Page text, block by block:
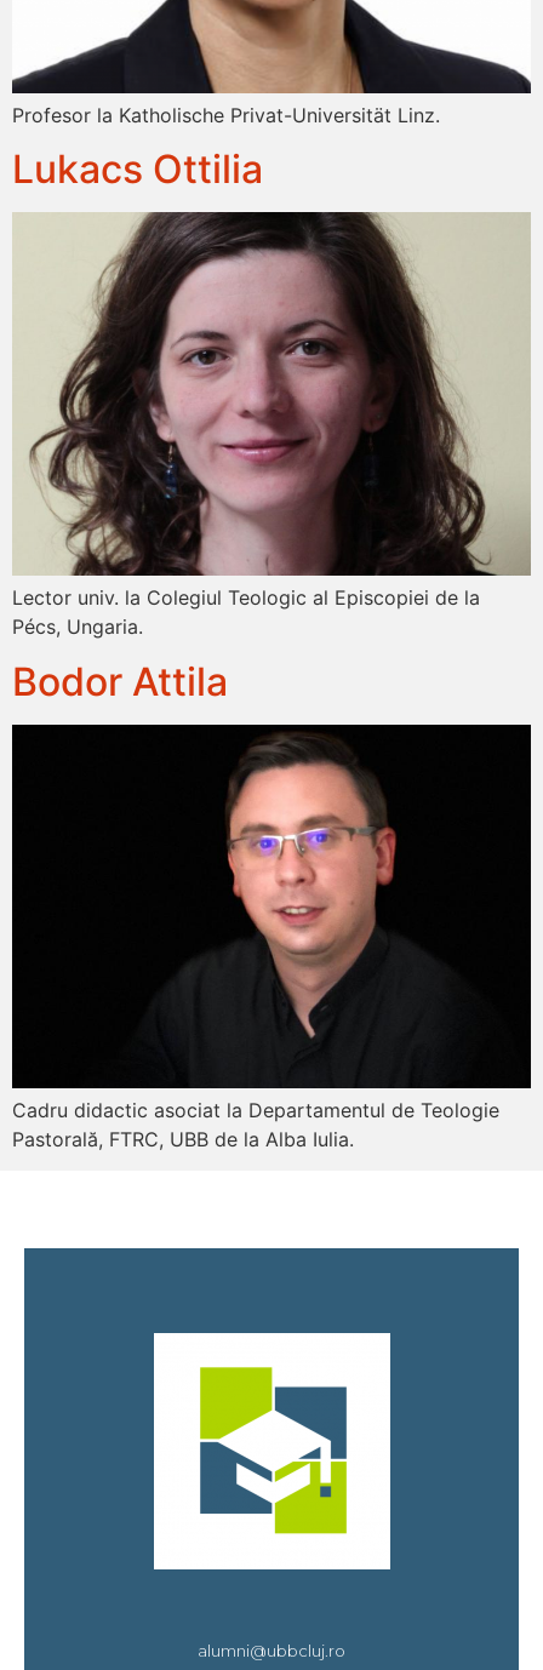
Profesor la Katholische Privat-Universität Linz.
Lukacs Ottilia
Lector univ. la Colegiul Teologic al Episcopiei de la
Pécs, Ungaria.
Bodor Attila
Cadru didactic asociat la Departamentul de Teologie
Pastorală, FTRC, UBB de la Alba Iulia.
alumni@ubbcluj.ro